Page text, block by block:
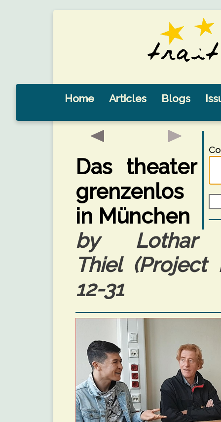
Home Articles Blogs
Das theater
grenzenlos
in München
by Lothar
Thiel (Project
12-31